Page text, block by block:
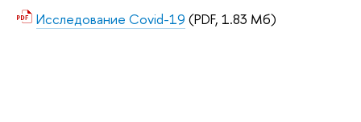
Исследование Covid-19 (PDF, 1.83 Мб)